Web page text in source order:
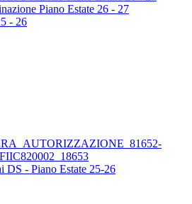
Piano Estate 26 - 27
- 26
DS - Piano Estate 25-26